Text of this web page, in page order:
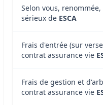
Selon vous,
sérieux de ESCA
Frais d'entrée (sur
contrat assurance vie
Frais de gestion et
contrat assurance vie